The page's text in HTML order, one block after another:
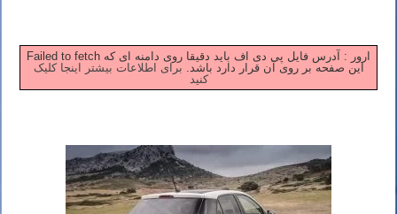
Failed to fetch ارور : آدرس فایل پی دی اف باید دقیقا روی دامنه ای که
این صفحه بر روی آن قرار دارد باشد. برای اطلاعات بیشتر اینجا کلیک
کنید